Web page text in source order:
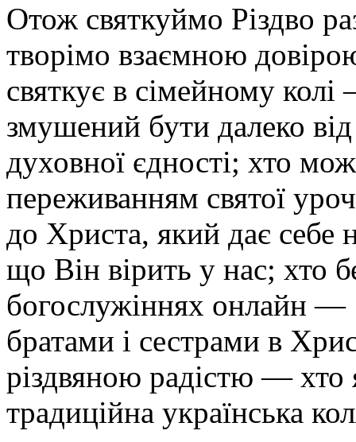
Отож святкуймо Різдво
творімо взаємною
святкує в сімейному
змушений бути далеко
духовної єдності; хто
переживанням святої
до Христа, який дає себе
що Він вірить у нас; хто
богослужіннях онлайн —
братами і сестрами в
різдвяною радістю — хто
традиційна українська